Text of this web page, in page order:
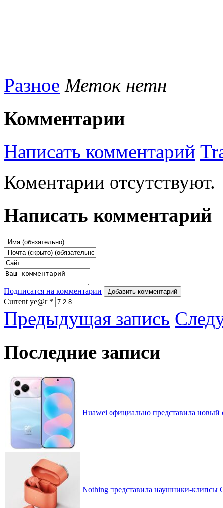
Разное Меток нетн
Комментарии
Написать комментарий
Коментарии отсутствуют.
Написать комментарий
Подписатся на комментарии Добавить комментарий
Current ye@r *
Предыдущая запись
Последние записи
Huawei официально представила
Nothing представила наушники-клипсы